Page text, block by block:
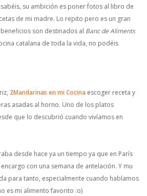
su ambición es poner fotos al libro de
de mi madre. Lo repito pero es un gran
son destinados al Banc de Aliments
catalana de toda la vida, no podéis
2Mandarinas en mi Cocina escoger receta y
asadas al horno. Uno de los platos
que lo descubrió cuando vivíamos en
desde hace ya un tiempo ya que en París
con una semana de antelación. Y mu
para tanto, especialmente cuando hablamos
es mi alimento favorito :o)